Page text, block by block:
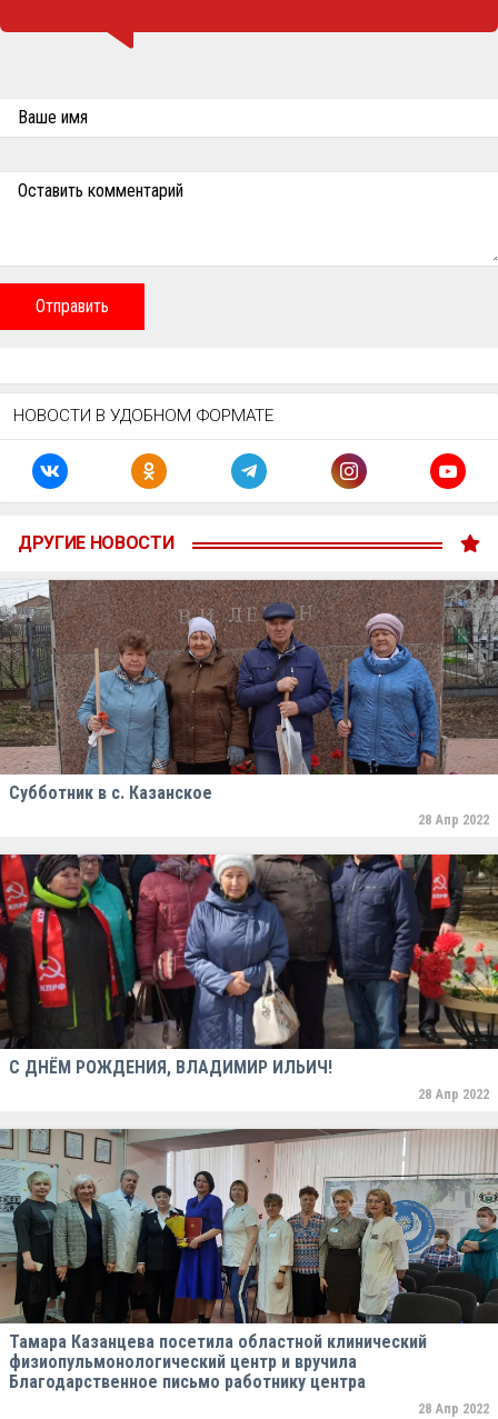
Ваше имя
Оставить комментарий
Отправить
НОВОСТИ В УДОБНОМ ФОРМАТЕ
ДРУГИЕ НОВОСТИ
Субботник в с. Казанское
28 Апр 2022
С ДНЁМ РОЖДЕНИЯ, ВЛАДИМИР ИЛЬИЧ!
28 Апр 2022
Тамара Казанцева посетила областной клинический
физиопульмонологический центр и вручила
Благодарственное письмо работнику центра
28 Апр 2022